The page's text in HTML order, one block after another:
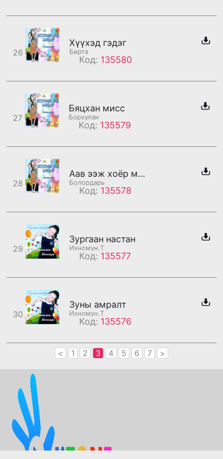
26
Хүүхэд гэдэг
Бөртэ
Код: 135580
27
Бяцхан мисс
Борхулан
Код: 135579
28
Аав ээж хоёр минь
Болордарь
Код: 135578
29
Зургаан настан
Ихномун.Т
Код: 135577
30
Зуны амралт
Ихномун.Т
Код: 135576
< 1 2 3 4 5 6 7 >